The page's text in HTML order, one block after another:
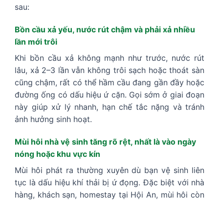
sau:
Bồn cầu xả yếu, nước rút chậm và phải xả nhiều
lần mới trôi
Khi bồn cầu xả không mạnh như trước, nước rút
lâu, xả 2–3 lần vẫn không trôi sạch hoặc thoát sàn
cũng chậm, rất có thể hầm cầu đang gần đầy hoặc
đường ống có dấu hiệu ứ cặn. Gọi sớm ở giai đoạn
này giúp xử lý nhanh, hạn chế tắc nặng và tránh
ảnh hưởng sinh hoạt.
Mùi hôi nhà vệ sinh tăng rõ rệt, nhất là vào ngày
nóng hoặc khu vực kín
Mùi hôi phát ra thường xuyên dù bạn vệ sinh liên
tục là dấu hiệu khí thải bị ứ đọng. Đặc biệt với nhà
hàng, khách sạn, homestay tại Hội An, mùi hôi còn